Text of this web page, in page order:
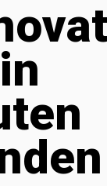
in